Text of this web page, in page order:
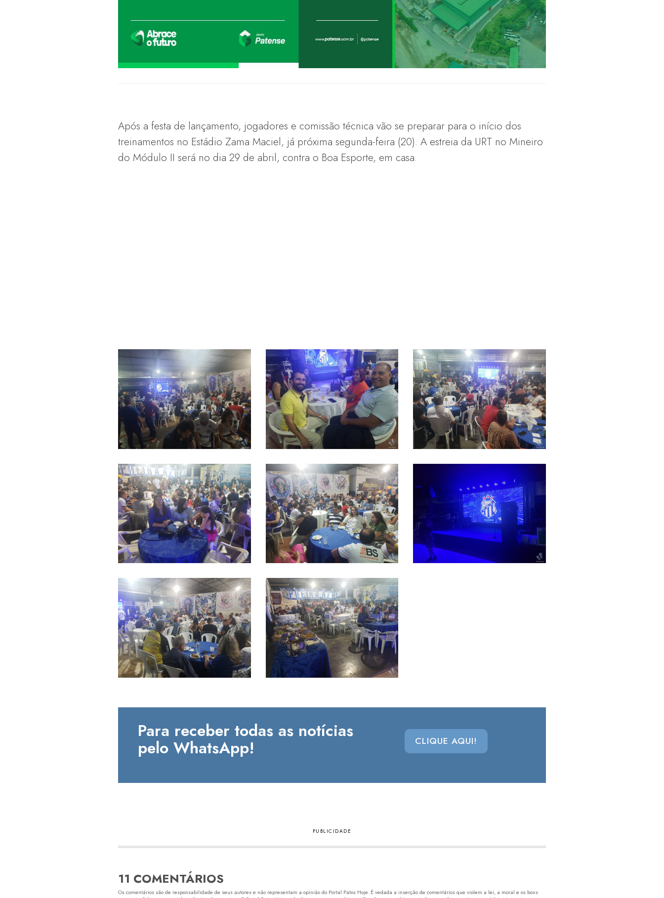
Após a festa de lançamento, jogadores e comissão técnica vão se preparar para o início dos
treinamentos no Estádio Zama Maciel, já próxima segunda-feira (20). A estreia da URT no Mineiro
do Módulo II será no dia 29 de abril, contra o Boa Esporte, em casa.
Para receber todas as notícias
pelo WhatsApp! CLIQUE AQUI!
11 COMENTÁRIOS
Os comentários são de responsabilidade de seus autores e não representam a opinião do Portal Patos Hoje. É vedada a inserção de comentários que violem a lei, a moral e os bons